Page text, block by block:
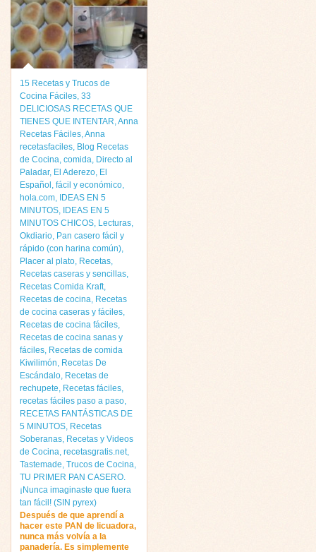
15 Recetas y Trucos de
Cocina Fáciles 33
DELICIOSAS RECETAS QUE
TIENES QUE INTENTAR Anna
Recetas Fáciles Anna
recetasfaciles Blog Recetas
de Cocina comida Directo al
Paladar, El Aderezo El
Español fácil y económico
hola.com IDEAS EN 5
MINUTOS IDEAS EN 5
MINUTOS CHICOS Lecturas
Okdiario Pan casero fácil y
rápido (con harina común)
Placer al plato Recetas
Recetas caseras y sencillas
Recetas Comida Kraft
Recetas de cocina Recetas
de cocina caseras y fáciles
Recetas de cocina fáciles
Recetas de cocina sanas y
fáciles Recetas de comida
Kiwilimón Recetas De
Escándalo Recetas de
rechupete Recetas fáciles
recetas fáciles paso a paso
RECETAS FANTÁSTICAS DE
5 MINUTOS Recetas
Soberanas Recetas y Videos
de Cocina recetasgratis.net
Tastemade Trucos de Cocina
TU PRIMER PAN CASERO.
¡Nunca imaginaste que fuera
tan fácil! (SIN pyrex)
Después de que aprendí a
hacer este PAN de licuadora,
nunca más volvía a la
panadería. Es simplemente